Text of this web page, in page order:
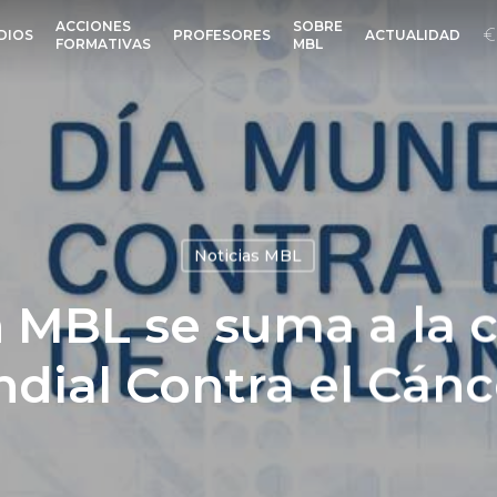
ACCIONES
FORMATIVAS
PROFESORES
SOBRE
MBL
ACTUALIDAD
Noticias MBL
se suma a la
Contra el